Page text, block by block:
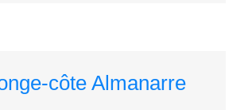
côte Almanarre